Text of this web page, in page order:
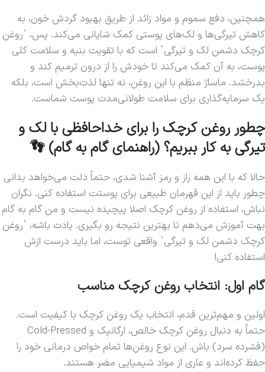
همچنین، دفع سموم و مواد زائد از طریق بهبود گردش خون، به
کاهش تیرگی‌ها و لک‌های پوستی کمک شایانی می‌کند. پس، `روغن
کرچک دشمن لک و تیرگی` است که با تقویت بنیه و سلامت کلی
پوست، به آن کمک می‌کند تا خودش را از درون ترمیم کند و
بدرخشد. ماساژ منظم با این روغن، نه تنها لذت‌بخش است، بلکه
یک سرمایه‌گذاری برای سلامت طولانی‌مدت پوست شماست.
چطور روغن کرچک را برای خداحافظی با لک و
تیرگی به کار ببریم؟ (راهنمای گام به گام) 👣
حالا که با این همه راز و رمز آشنا شدی، حتماً دلت می‌خواهد بدانی
چطور باید از این قهرمان طبیعی برای پوستت استفاده کنی. نگران
نباش، استفاده از روغن کرچک اصلا پیچیده نیست و من گام به گام
بهت آموزش می‌دهم تا بهترین نتیجه رو بگیری. یادت باشه، `روغن
کرچک دشمن لک و تیرگی` واقعی توست، اما باید درست ازش
استفاده کنی!
گام اول: انتخاب روغن کرچک مناسب
اولین و مهم‌ترین قدم، انتخاب یک روغن کرچک با کیفیت است.
حتماً به دنبال روغن کرچک خالص، ارگانیک و Cold-Pressed
(فشرده سرد) باش. این نوع روغن‌ها تمام خواص درمانی خود را
حفظ کرده‌اند و عاری از مواد شیمیایی مضر هستند.